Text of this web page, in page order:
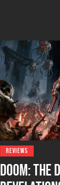
REVIEWS
DOOM: